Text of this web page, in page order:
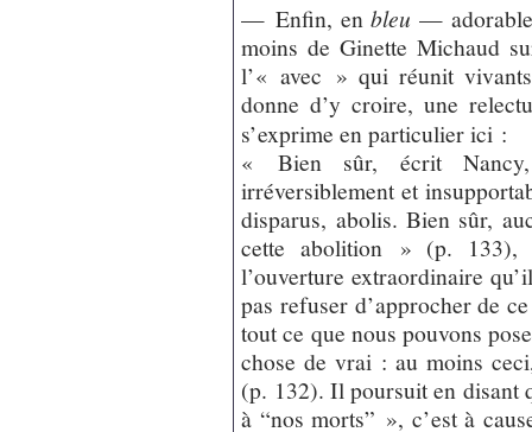
— Enfin, enbleu —
moins de Ginette Michaud
l’« avec » qui réunit
donne d’y croire, une
s’exprime en particulier ici :
« Bien sûr, écrit
irréversiblement et
disparus, abolis. Bien sûr,
cette abolition » (p. 133),
l’ouverture extraordinaire
pas refuser d’approcher de
tout ce que nous pouvons
chose de vrai : au moins
(p. 132). Il poursuit en disant
à “nos morts” », c’est à